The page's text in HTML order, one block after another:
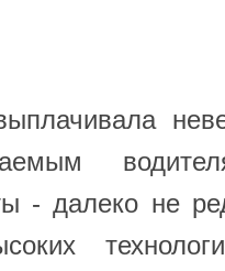
- далеко не